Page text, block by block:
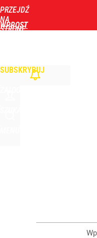
PRZEJDŹ
NA
STRONĘ
WPROST
SUBSKRYBUJ
dodaj
Pranie pachnie